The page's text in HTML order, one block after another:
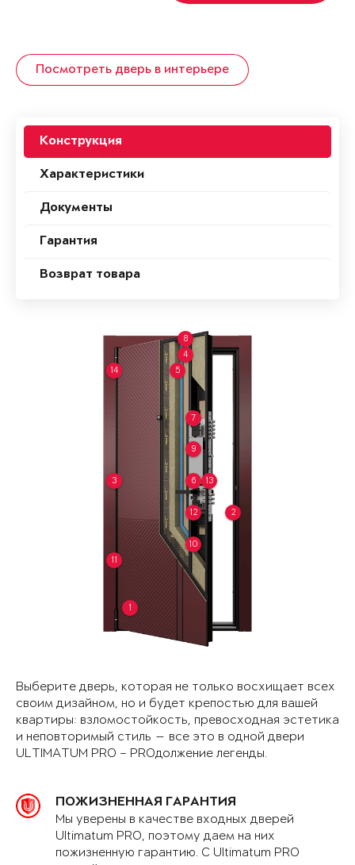
Посмотреть дверь в интерьере
Конструкция
Характеристики
Документы
Гарантия
Возврат товара
1
2
3
4
5
6
7
8
9
10
11
12
13
14
Выберите дверь, которая не только восхищает всех
своим дизайном, но и будет крепостью для вашей
квартиры: взломостойкость, превосходная эстетика
и неповторимый стиль — все это в одной двери
ULTIMATUM PRO – PROдолжение легенды.
ПОЖИЗНЕННАЯ ГАРАНТИЯ
Мы уверены в качестве входных дверей
Ultimatum PRO, поэтому даем на них
пожизненную гарантию. С Ultimatum PRO